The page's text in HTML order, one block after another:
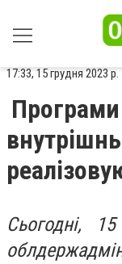
17:33, 15 грудня 2023 р.
Сьогодні,